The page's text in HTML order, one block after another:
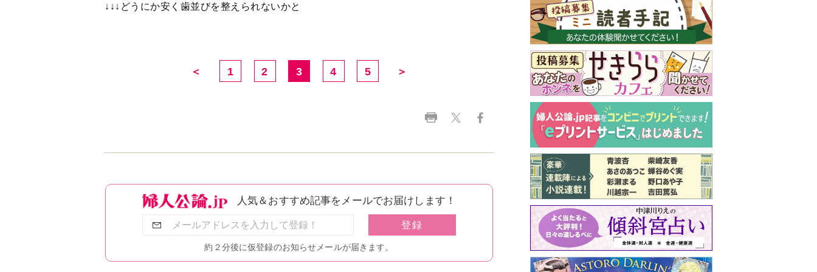
↓↓↓どうにか安く歯並びを整えられないかと
＜ 1 2 3 4 5 ＞